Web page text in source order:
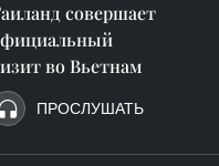
совершает
во Вьетнам
ПРОСЛУШАТЬ